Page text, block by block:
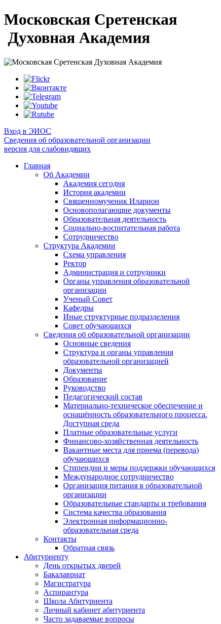
Московская Сретенская
Духовная Академия
Вход в ЭИОС
Сведения об образовательной организации
версия для слабовидящих
Главная
Об Академии
Академия сегодня
История академии
Священномученик Иларион
Основополагающие документы
Образовательная деятельность
Социально-воспитательная работа
Сотрудничество
Структура Академии
Схема управления
Ректор
Администрация и сотрудники
Органы управления образовательной
организации
Ученый Совет
Кафедры
Иные структурные подразделения
Совет обучающихся
Сведения об образовательной организации
Основные сведения
Структура и органы управления
образовательной организацией
Документы
Образование
Руководство
Педагогический состав
Материально-техническое обеспечение и
оснащённость образовательного процесса.
Доступная среда
Платные образовательные услуги
Финансово-хозяйственная деятельность
Вакантные места для приема (перевода)
обучающихся
Стипендии и меры поддержки обучающихся
Международное сотрудничество
Организация питания в образовательной
организации
Образовательные стандарты и требования
Система качества образования
Электронная информационно-
образовательная среда
Контакты
Обратная связь
Абитуриенту
День открытых дверей
Бакалавриат
Магистратура
Аспирантура
Школа Абитуриента
Личный кабинет абитуриента
Часто задаваемые вопросы